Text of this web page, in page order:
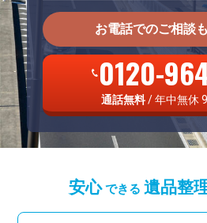
お電話でのご相談
0120-
通話無料/ 年中無休
安心 できる 遺品整